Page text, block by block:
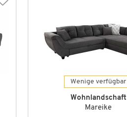
Wenige verfügbar
Wohnlandschaft
Mareike